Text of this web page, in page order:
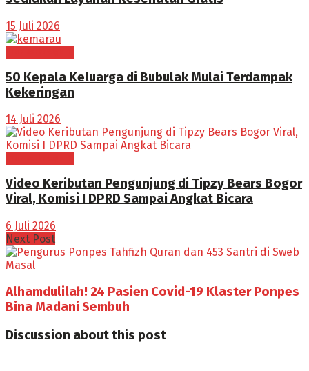
15 Juli 2026
50 Kepala Keluarga di Bubulak Mulai Terdampak
Kekeringan
14 Juli 2026
Video Keributan Pengunjung di Tipzy Bears Bogor
Viral, Komisi I DPRD Sampai Angkat Bicara
6 Juli 2026
Next Post
Alhamdulilah! 24 Pasien Covid-19 Klaster Ponpes
Bina Madani Sembuh
Discussion about this post